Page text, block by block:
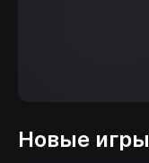
Новые игры